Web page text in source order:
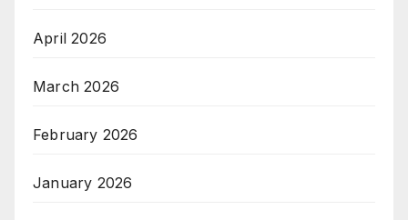
April 2026
March 2026
February 2026
January 2026